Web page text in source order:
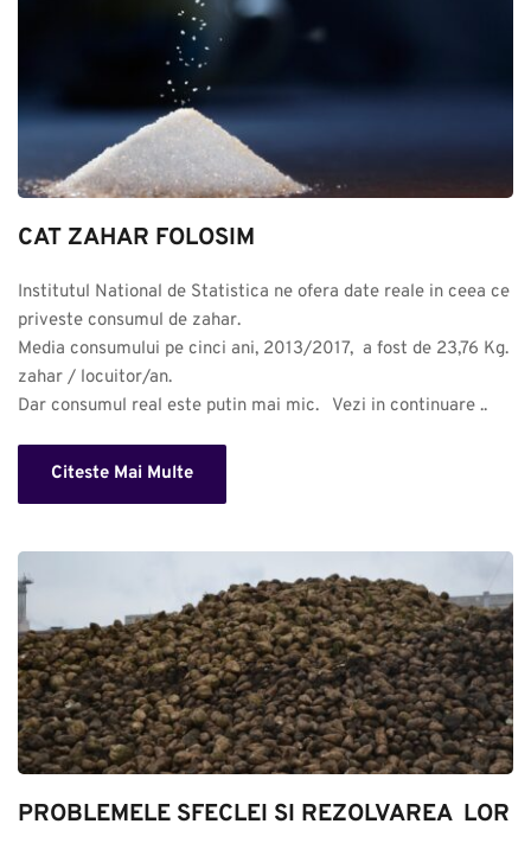
CAT ZAHAR FOLOSIM
Institutul National de Statistica ne ofera date reale in ceea ce
priveste consumul de zahar.
Media consumului pe cinci ani, 2013/2017,  a fost de 23,76 Kg.
zahar / locuitor/an.
Dar consumul real este putin mai mic.   Vezi in continuare ..
Citeste Mai Multe
PROBLEMELE SFECLEI SI REZOLVAREA  LOR